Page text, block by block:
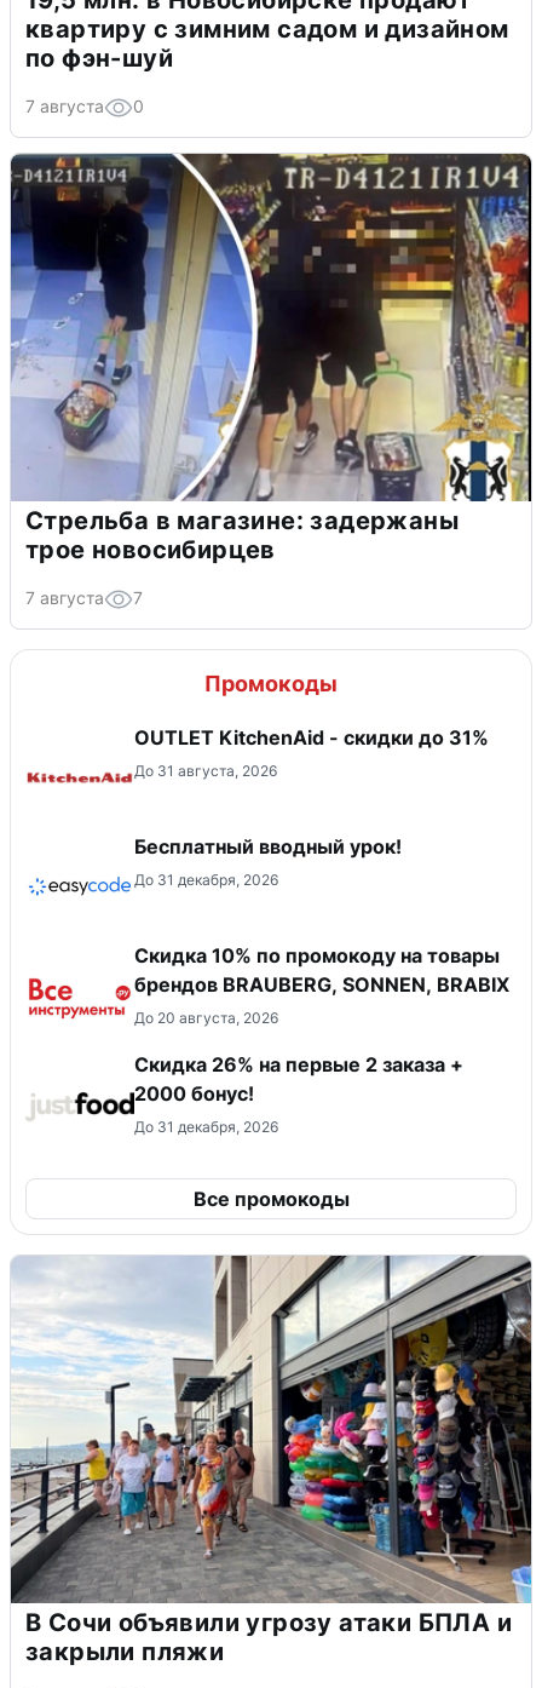
квартиру с зимним садом и дизайном
по фэн-шуй
7 августа 0
Стрельба в магазине: задержаны
трое новосибирцев
7 августа 7
Промокоды
OUTLET KitchenAid - скидки до 31%
До 31 августа, 2026
Бесплатный вводный урок!
До 31 декабря, 2026
Скидка 10% по промокоду на товары
брендов BRAUBERG, SONNEN, BRABIX
До 20 августа, 2026
Скидка 26% на первые 2 заказа +
2000 бонус!
До 31 декабря, 2026
Все промокоды
В Сочи объявили угрозу атаки БПЛА и
закрыли пляжи